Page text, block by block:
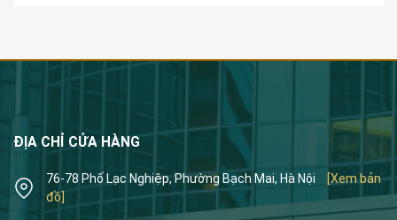
ĐỊA CHỈ CỬA HÀNG
76-78 Phố Lạc Nghiệp, Phường Bạch Mai, Hà Nội
[Xem bản
đồ]